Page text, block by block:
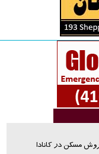
مسکن در کانادا